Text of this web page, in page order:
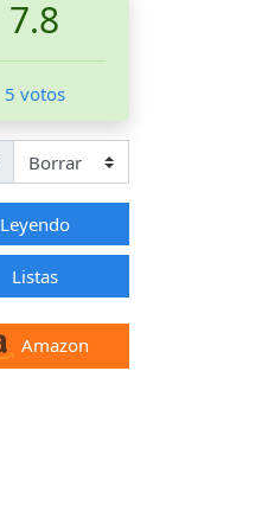
7.8
5 votos
Leyendo
Listas
Amazon